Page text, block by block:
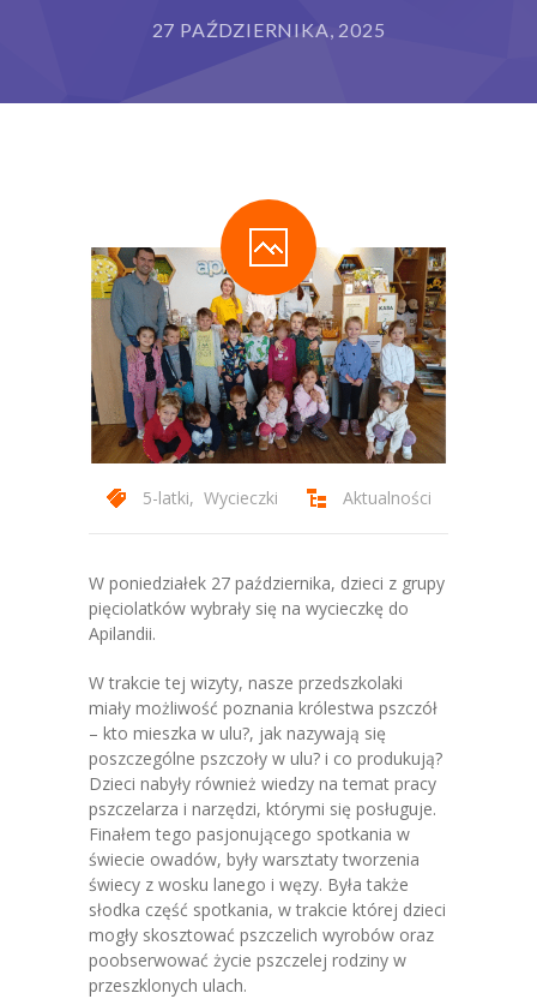
-- Nasza Misja
-- Zajęcia Obowiązkowe
-- Zajęcia Dodatkowe
-- Programy autorskie
-- Podstawa Programowa
-- Plan Dnia
-- Wydarzenia Wspólne
-- Grupa 3-latków
-- Grupa 4-latków
-- Grupa 5-latków
-- Grupa 6-latków
Dla Rodziców
-- E-Lizak
-- Rekrutacja
-- Jadłospis
27 PAŹDZIERNIKA, 2025
5-latki, Wycieczki Aktualności
W poniedziałek 27 października, dzieci z grupy
pięciolatków wybrały się na wycieczkę do
Apilandii.
W trakcie tej wizyty, nasze przedszkolaki
miały możliwość poznania królestwa pszczół
– kto mieszka w ulu?, jak nazywają się
poszczególne pszczoły w ulu? i co produkują?
Dzieci nabyły również wiedzy na temat pracy
pszczelarza i narzędzi, którymi się posługuje.
Finałem tego pasjonującego spotkania w
świecie owadów, były warsztaty tworzenia
świecy z wosku lanego i węzy. Była także
słodka część spotkania, w trakcie której dzieci
mogły skosztować pszczelich wyrobów oraz
poobserwować życie pszczelej rodziny w
przeszklonych ulach.